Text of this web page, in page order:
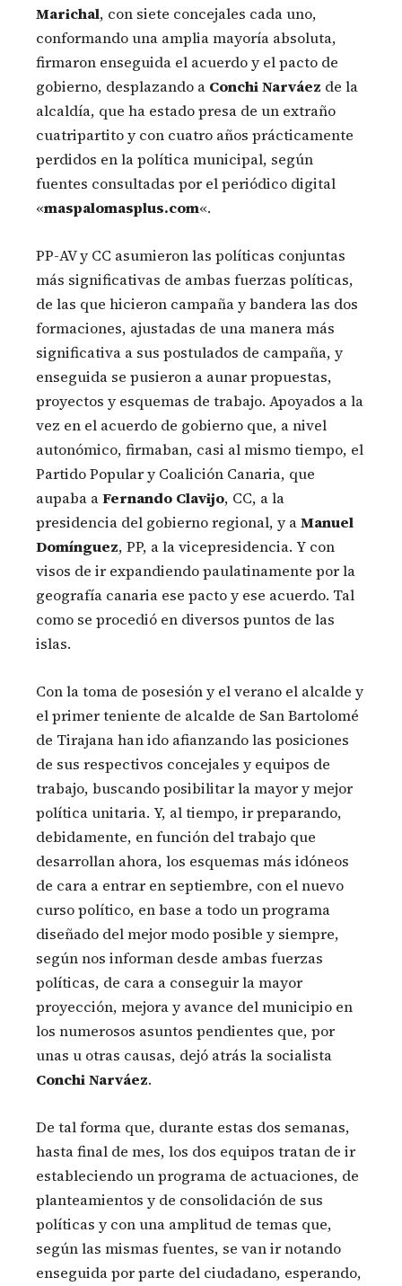
Marichal, con siete concejales cada uno,
conformando una amplia mayoría absoluta,
firmaron enseguida el acuerdo y el pacto de
gobierno, desplazando a Conchi Narváez de la
alcaldía, que ha estado presa de un extraño
cuatripartito y con cuatro años prácticamente
perdidos en la política municipal, según
fuentes consultadas por el periódico digital
«maspalomasplus.com«.
PP-AV y CC asumieron las políticas conjuntas
más significativas de ambas fuerzas políticas,
de las que hicieron campaña y bandera las dos
formaciones, ajustadas de una manera más
significativa a sus postulados de campaña, y
enseguida se pusieron a aunar propuestas,
proyectos y esquemas de trabajo. Apoyados a la
vez en el acuerdo de gobierno que, a nivel
autonómico, firmaban, casi al mismo tiempo, el
Partido Popular y Coalición Canaria, que
aupaba aFernando Clavijo, CC, a la
presidencia del gobierno regional, y aManuel
Domínguez, PP, a la vicepresidencia. Y con
visos de ir expandiendo paulatinamente por la
geografía canaria ese pacto y ese acuerdo. Tal
como se procedió en diversos puntos de las
islas.
Con la toma de posesión y el verano el alcalde y
el primer teniente de alcalde de San Bartolomé
de Tirajana han ido afianzando las posiciones
de sus respectivos concejales y equipos de
trabajo, buscando posibilitar la mayor y mejor
política unitaria. Y, al tiempo, ir preparando,
debidamente, en función del trabajo que
desarrollan ahora, los esquemas más idóneos
de cara a entrar en septiembre, con el nuevo
curso político, en base a todo un programa
diseñado del mejor modo posible y siempre,
según nos informan desde ambas fuerzas
políticas, de cara a conseguir la mayor
proyección, mejora y avance del municipio en
los numerosos asuntos pendientes que, por
unas u otras causas, dejó atrás la socialista
Conchi Narváez.
De tal forma que, durante estas dos semanas,
hasta final de mes, los dos equipos tratan de ir
estableciendo un programa de actuaciones, de
planteamientos y de consolidación de sus
políticas y con una amplitud de temas que,
según las mismas fuentes, se van ir notando
enseguida por parte del ciudadano, esperando,